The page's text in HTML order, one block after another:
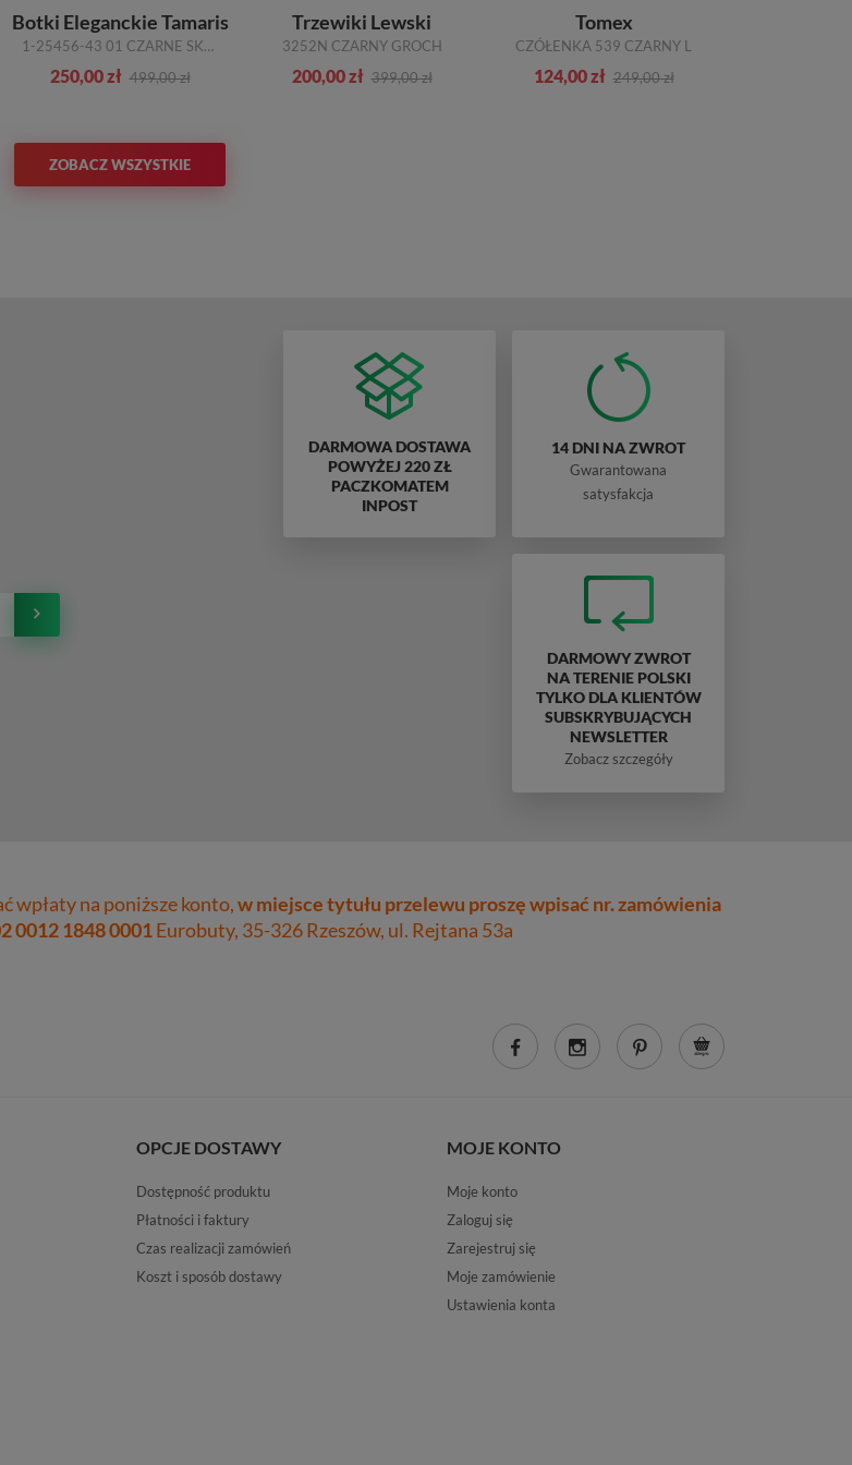
Botki Eleganckie Tamaris
1-25456-43 01 CZARNE SKÓRA NATURALNA
250,00 zł 499,00 zł
Trzewiki Lewski
3252N CZARNY GROCH
200,00 zł 399,00 zł
Tomex
CZÓŁENKA 539 CZARNY L
124,00 zł 249,00 zł
ZOBACZ WSZYSTKIE
DARMOWA DOSTAWA
POWYŻEJ 220 ZŁ
PACZKOMATEM
INPOST
14 DNI NA ZWROT
Gwarantowana
satysfakcja
DARMOWY ZWROT
NA TERENIE POLSKI
TYLKO DLA KLIENTÓW
SUBSKRYBUJĄCYCH
NEWSLETTER
Zobacz szczegóły
wpłaty na poniższe konto,w miejsce tytułu przelewu proszę wpisać nr. zamówienia
0012 1848 0001Eurobuty, 35-326 Rzeszów, ul. Rejtana 53a
OPCJE DOSTAWY
Dostępność produktu
Płatności i faktury
Czas realizacji zamówień
Koszt i sposób dostawy
MOJE KONTO
Moje konto
Zaloguj się
Zarejestruj się
Moje zamówienie
Ustawienia konta